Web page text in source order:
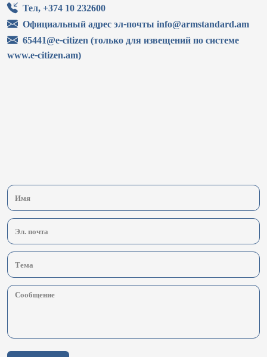
Тел, +374 10 232600
Официальный адрес эл-почты info@armstandard.am
65441@e-citizen (только для извещений по системе
www.e-citizen.am)